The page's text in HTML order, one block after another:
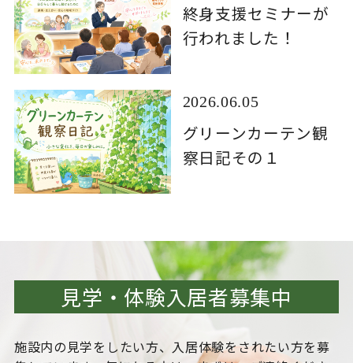
終身支援セミナーが
行われました！
2026.06.05
グリーンカーテン観
察日記その１
見学・体験入居者募集中
施設内の見学をしたい方、入居体験をされたい方を募